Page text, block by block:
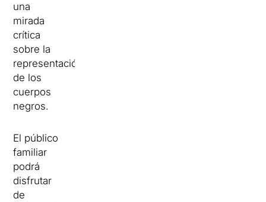
una
mirada
crítica
sobre la
representación
de los
cuerpos
negros.
El público
familiar
podrá
disfrutar
de